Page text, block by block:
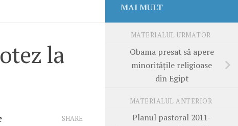
la
SHARE
MAI MULT
MATERIALUL URMĂTOR
Obama presat să apere
minorităţile religioase
din Egipt
MATERIALUL ANTERIOR
Planul pastoral 2011-